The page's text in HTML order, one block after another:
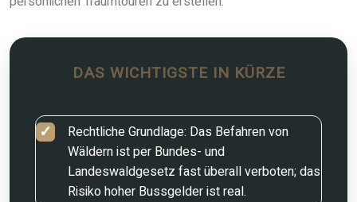
DAS WICHTIGSTE IN KÜRZE
Rechtliche Grundlage: Das Befahren von
Wäldern ist per Bundes- und
Landeswaldgesetz fast überall verboten; das
Risiko hoher Bussgelder ist real.